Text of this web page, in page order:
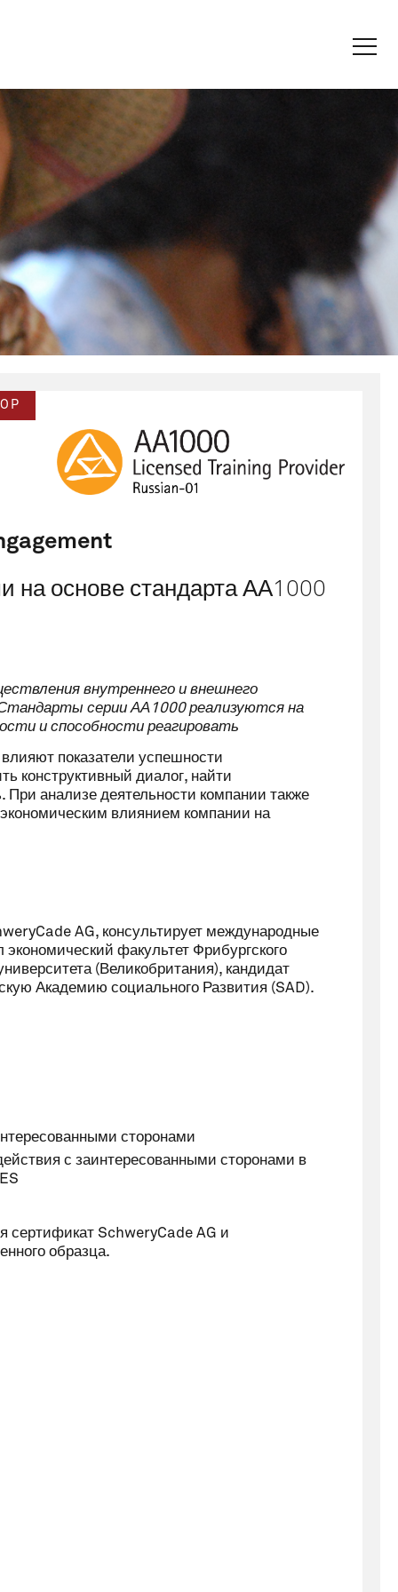
на основе стандарта АА1000
внутреннего и внешнего
серии АА1000 реализуются на
и способности реагировать
показатели успешности
конструктивный диалог, найти
анализе деятельности компании также
влиянием компании на
AG, консультирует международные
факультет Фрибургского
(Великобритания), кандидат
Академию социального Развития (SAD).
сторонами
с заинтересованными сторонами в
сертификат SchweryCade AG и
образца.